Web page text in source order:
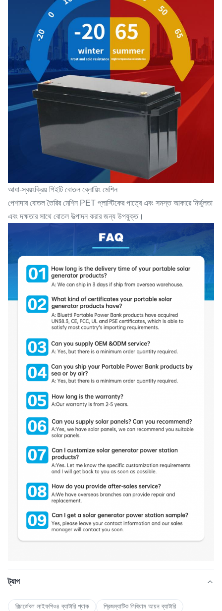
আধা-স্বয়ংক্রিয় পিইটি বোতল ব্লোয়িং মেশিন
পেশাদার বোতল তৈরির মেশিন PET প্লাস্টিকের পাত্রে এবং সমস্ত আকারে নির্ভুলতা
এবং দক্ষতার সাথে বোতল উত্পাদন করার জন্য উপযুক্ত।
ট্যাগ
রিচার্জেবল লাইফপিও৪ ব্যাটারি প্যাক
প্রিজম্যাটিক লিথিয়াম আয়ন ব্যাটারি